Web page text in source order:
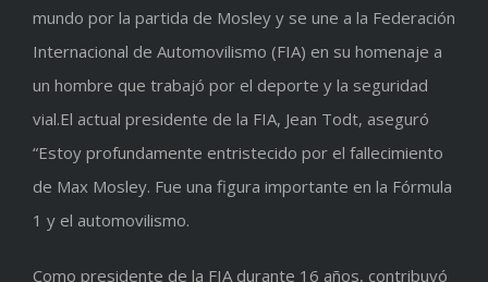
mundo por la partida de Mosley y se une a la Federación
Internacional de Automovilismo (FIA) en su homenaje a
un hombre que trabajó por el deporte y la seguridad
vial.El actual presidente de la FIA, Jean Todt, aseguró
“Estoy profundamente entristecido por el fallecimiento
de Max Mosley. Fue una figura importante en la Fórmula
1 y el automovilismo.
Como presidente de la FIA durante 16 años, contribuyó